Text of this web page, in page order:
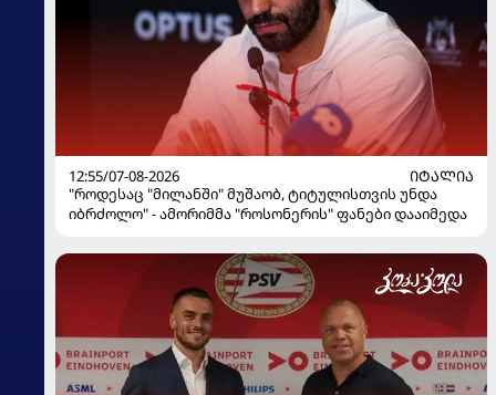
12:55/07-08-2026
ᲘᲢᲐᲚᲘᲐ
"როდესაც "მილანში" მუშაობ, ტიტულისთვის უნდა
იბრძოლო" - ამორიმმა "როსონერის" ფანები დააიმედა